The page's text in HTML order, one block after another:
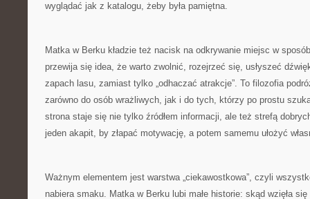
wyglądać jak z katalogu, żeby była pamiętna.
Matka w Berku kładzie też nacisk na odkrywanie miejsc w
przewija się idea, że warto zwolnić, rozejrzeć się, usłyszeć
zapach lasu, zamiast tylko „odhaczać atrakcje”. To filozofia
zarówno do osób wrażliwych, jak i do tych, którzy po prostu
strona staje się nie tylko źródłem informacji, ale też strefą
jeden akapit, by złapać motywację, a potem samemu ułożyć
Ważnym elementem jest warstwa „ciekawostkowa”, czyli
nabiera smaku. Matka w Berku lubi małe historie: skąd wzięła